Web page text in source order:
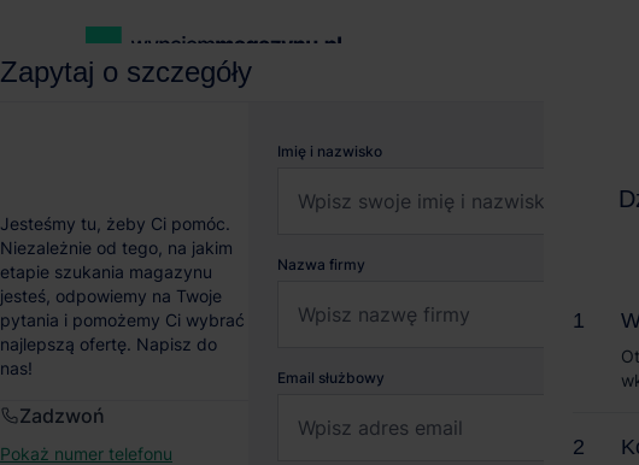
Magazyn EQT Real Estate
Dąbie, Zachodnio-pomorskie
Zapytaj o szczegóły
Jesteśmy tu, żeby Ci pomóc.
Niezależnie od tego, na jakim
etapie szukania magazynu
jesteś, odpowiemy na Twoje
pytania i pomożemy Ci wybrać
najlepszą ofertę. Napisz do
nas!
Zadzwoń
Pokaż numer telefonu
Imię i nazwisko
Nazwa firmy
Email służbowy